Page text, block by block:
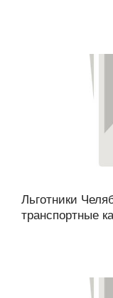
Льготники
транспортные